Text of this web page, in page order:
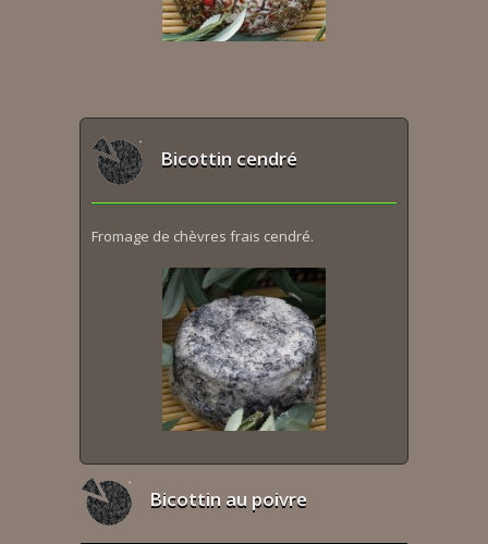
Bicottin cendré
Fromage de chèvres frais cendré.
Bicottin au poivre